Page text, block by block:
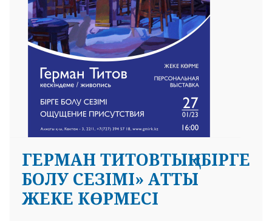
ГЕРМАН ТИТОВТЫҢ «БІРГЕ
БОЛУ СЕЗІМІ» АТТЫ
ЖЕКЕ КӨРМЕСІ